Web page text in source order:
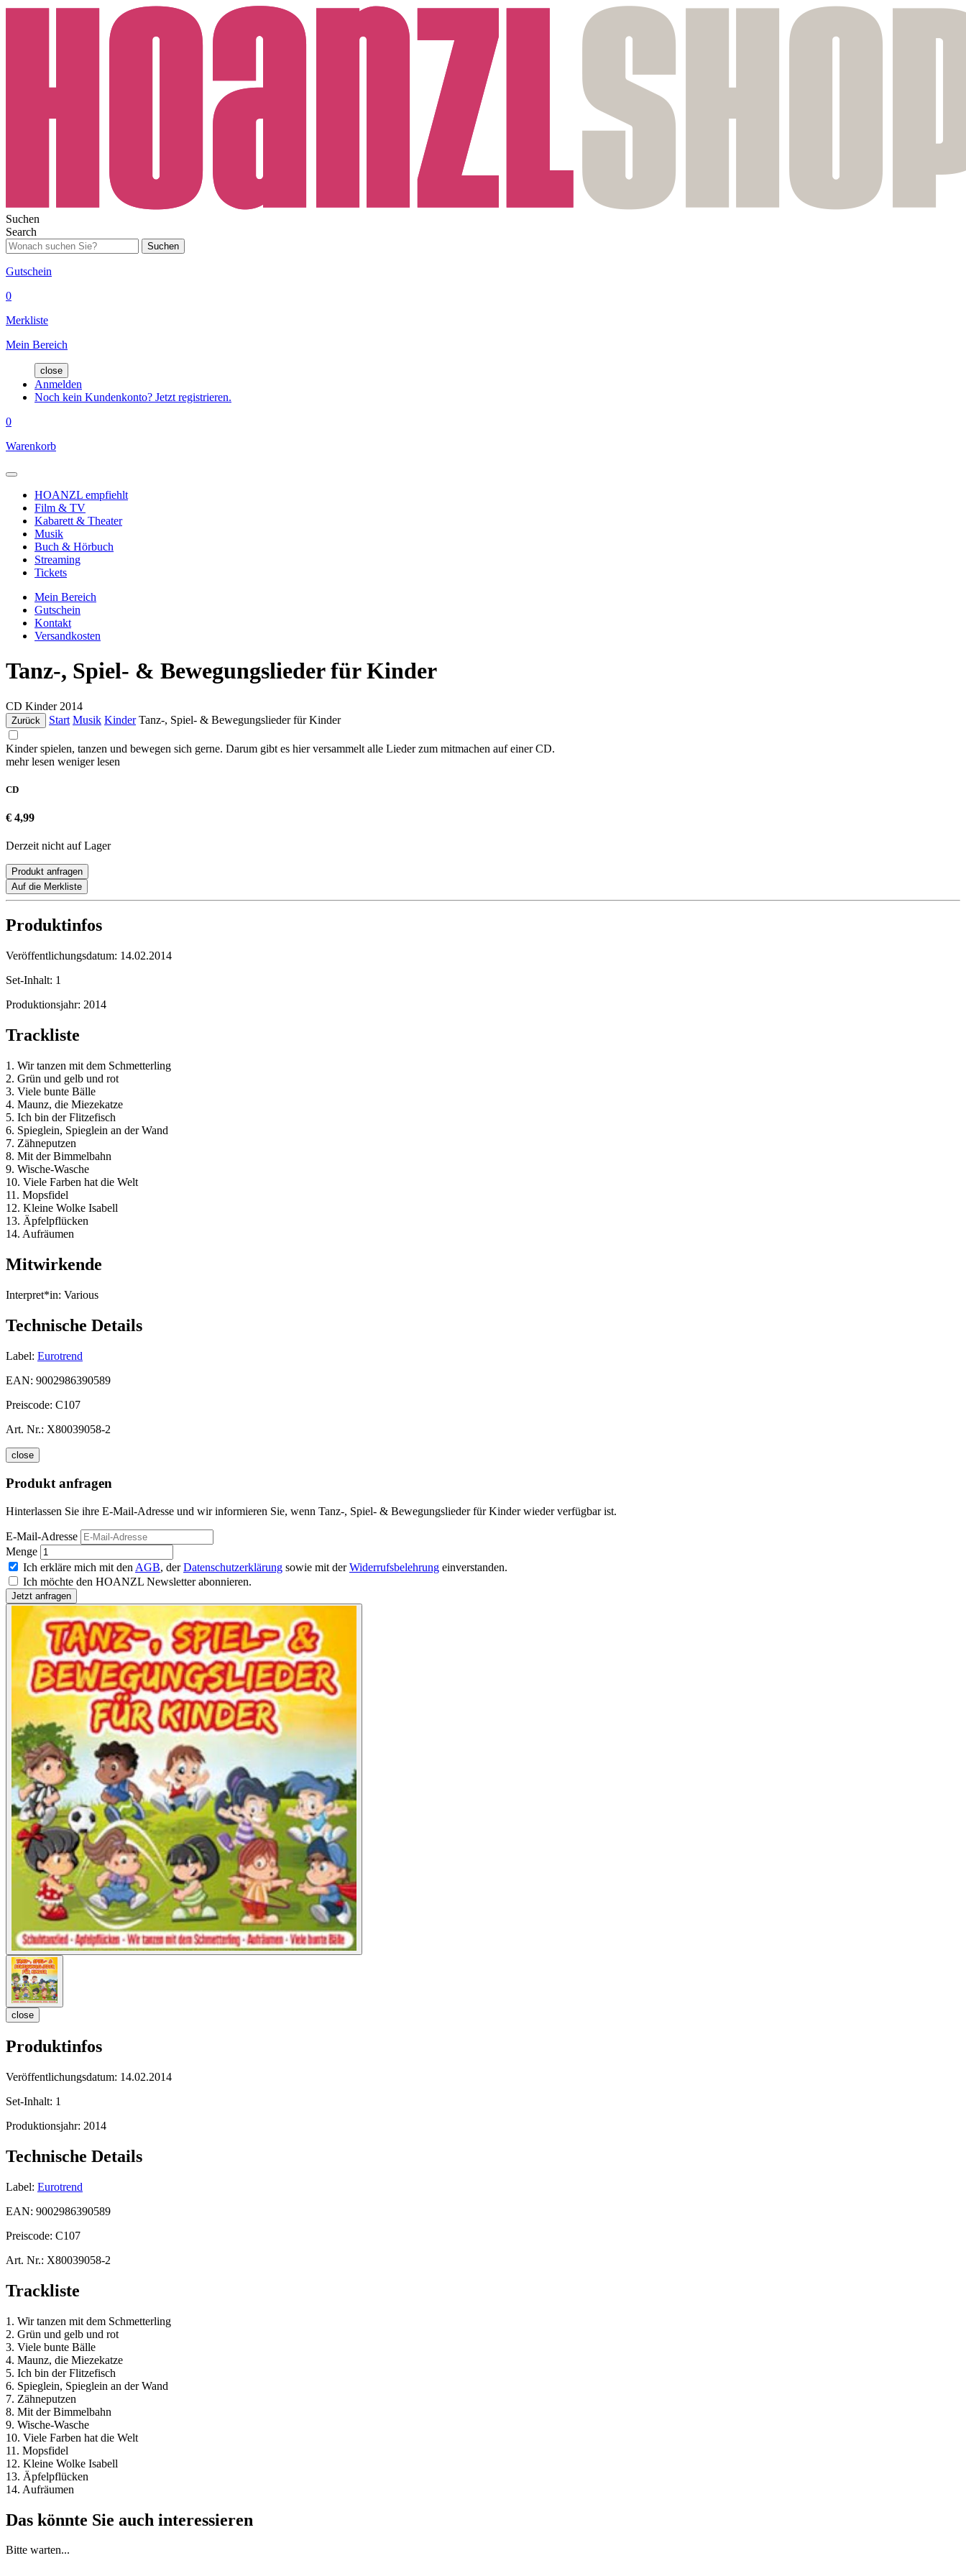
Suchen
Search
Suchen
Gutschein
0
Merkliste
Mein Bereich
close
Anmelden
Noch kein Kundenkonto? Jetzt registrieren.
0
Warenkorb
HOANZL empfiehlt
Film & TV
Kabarett & Theater
Musik
Buch & Hörbuch
Streaming
Tickets
Mein Bereich
Gutschein
Kontakt
Versandkosten
Tanz-, Spiel- & Bewegungslieder für Kinder
CD Kinder 2014
Zurück Start Musik Kinder Tanz-, Spiel- & Bewegungslieder für Kinder
Kinder spielen, tanzen und bewegen sich gerne. Darum gibt es hier versammelt alle Lieder zum mitmachen auf einer CD.
mehr lesen weniger lesen
CD
€ 4,99
Derzeit nicht auf Lager
Produkt anfragen
Auf die Merkliste
Produktinfos
Veröffentlichungsdatum: 14.02.2014
Set-Inhalt: 1
Produktionsjahr: 2014
Trackliste
1. Wir tanzen mit dem Schmetterling
2. Grün und gelb und rot
3. Viele bunte Bälle
4. Maunz, die Miezekatze
5. Ich bin der Flitzefisch
6. Spieglein, Spieglein an der Wand
7. Zähneputzen
8. Mit der Bimmelbahn
9. Wische-Wasche
10. Viele Farben hat die Welt
11. Mopsfidel
12. Kleine Wolke Isabell
13. Äpfelpflücken
14. Aufräumen
Mitwirkende
Interpret*in: Various
Technische Details
Label: Eurotrend
EAN: 9002986390589
Preiscode: C107
Art. Nr.: X80039058-2
close
Produkt anfragen
Hinterlassen Sie ihre E-Mail-Adresse und wir informieren Sie, wenn Tanz-, Spiel- & Bewegungslieder für Kinder wieder verfügbar ist.
E-Mail-Adresse
Menge
Ich erkläre mich mit den AGB, derDatenschutzerklärung sowie mit derWiderrufsbelehrung einverstanden.
Ich möchte den HOANZL Newsletter abonnieren.
close
Produktinfos
Veröffentlichungsdatum: 14.02.2014
Set-Inhalt: 1
Produktionsjahr: 2014
Technische Details
Label: Eurotrend
EAN: 9002986390589
Preiscode: C107
Art. Nr.: X80039058-2
Trackliste
1. Wir tanzen mit dem Schmetterling
2. Grün und gelb und rot
3. Viele bunte Bälle
4. Maunz, die Miezekatze
5. Ich bin der Flitzefisch
6. Spieglein, Spieglein an der Wand
7. Zähneputzen
8. Mit der Bimmelbahn
9. Wische-Wasche
10. Viele Farben hat die Welt
11. Mopsfidel
12. Kleine Wolke Isabell
13. Äpfelpflücken
14. Aufräumen
Das könnte Sie auch interessieren
Bitte warten...